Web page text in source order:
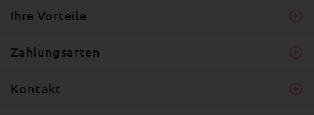
Ihre Vorteile
Zahlungsarten
Kontakt